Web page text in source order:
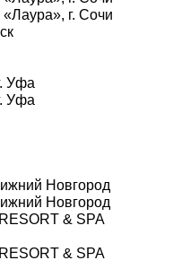
г. Сочи
Уфа
Уфа
Новгород
Новгород
& SPA
& SPA